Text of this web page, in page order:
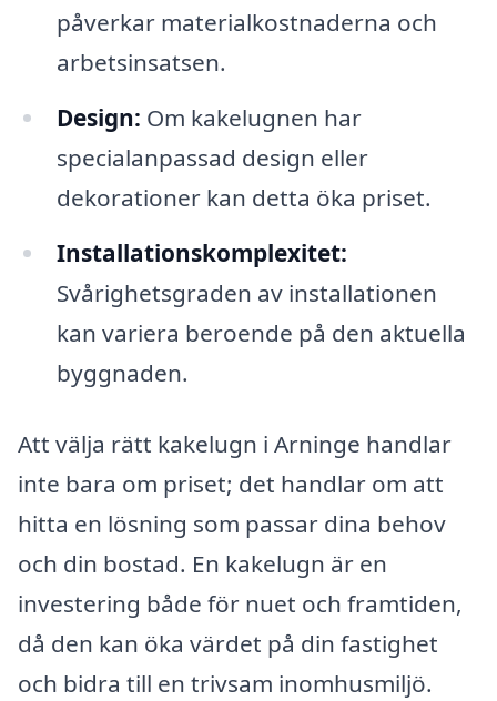
påverkar materialkostnaderna och
arbetsinsatsen.
Design: Om kakelugnen har
specialanpassad design eller
dekorationer kan detta öka priset.
Installationskomplexitet:
Svårighetsgraden av installationen
kan variera beroende på den aktuella
byggnaden.
Att välja rätt kakelugn i Arninge handlar
inte bara om priset; det handlar om att
hitta en lösning som passar dina behov
och din bostad. En kakelugn är en
investering både för nuet och framtiden,
då den kan öka värdet på din fastighet
och bidra till en trivsam inomhusmiljö.